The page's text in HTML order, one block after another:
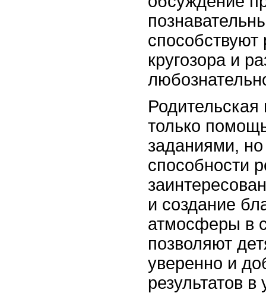
кругозора и
только
заданиями,
способности
и создание
атмосферы в
позволяют
уверенно и
результатов в